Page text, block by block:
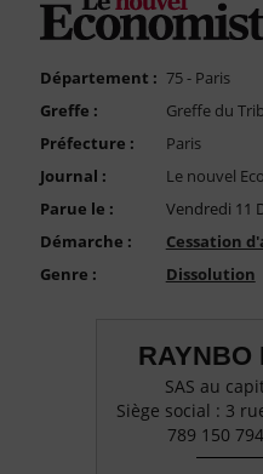
FAQ
Nous Contacter
Compte PRO
Département : 75 - Paris
Greffe :
Greffe du
Préfecture :
Paris
Journal :
Le nouvel
Parue le :
Vendredi 11
Démarche :
Cessation
Genre :
Dissolution
RAYNBO
SAS au
Siège social : 3
789 150